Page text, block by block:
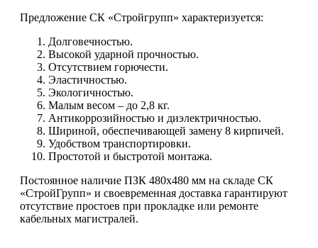
Предложение СК «Стройгрупп» характеризуется:
Долговечностью.
Высокой ударной прочностью.
Отсутствием горючести.
Эластичностью.
Экологичностью.
Малым весом – до 2,8 кг.
Антикоррозийностью и диэлектричностью.
Шириной, обеспечивающей замену 8 кирпичей.
Удобством транспортировки.
Простотой и быстротой монтажа.
Постоянное наличие ПЗК 480х480 мм на складе СК
«СтройГрупп» и своевременная доставка гарантируют
отсутствие простоев при прокладке или ремонте
кабельных магистралей.